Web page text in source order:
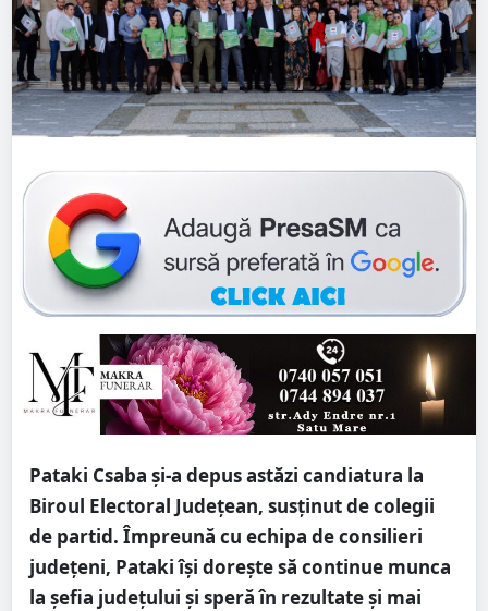
Pataki Csaba și-a depus astăzi candiatura la
Biroul Electoral Județean, susținut de colegii
de partid. Împreună cu echipa de consilieri
județeni, Pataki își dorește să continue munca
la șefia județului și speră în rezultate și mai